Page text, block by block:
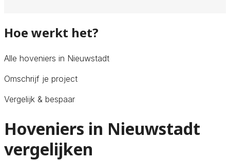
Hoe werkt het?
Alle hoveniers in Nieuwstadt
Omschrijf je project
Vergelijk & bespaar
Hoveniers in Nieuwstadt
vergelijken